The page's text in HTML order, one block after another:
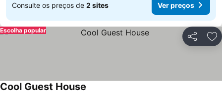
Consulte os preços de 2 sites Ver preços
Partilhar
Escolha popular
Cool Guest House